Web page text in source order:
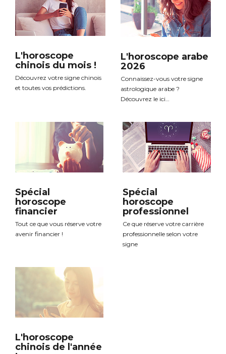
L'horoscope
chinois du mois !
Découvrez votre signe chinois
et toutes vos prédictions.
L'horoscope arabe
2026
Connaissez-vous votre signe
astrologique arabe ?
Découvrez le ici…
Spécial
horoscope
financier
Tout ce que vous réserve votre
avenir financier !
Spécial
horoscope
professionnel
Ce que réserve votre carrière
professionnelle selon votre
signe
L'horoscope
chinois de l'année